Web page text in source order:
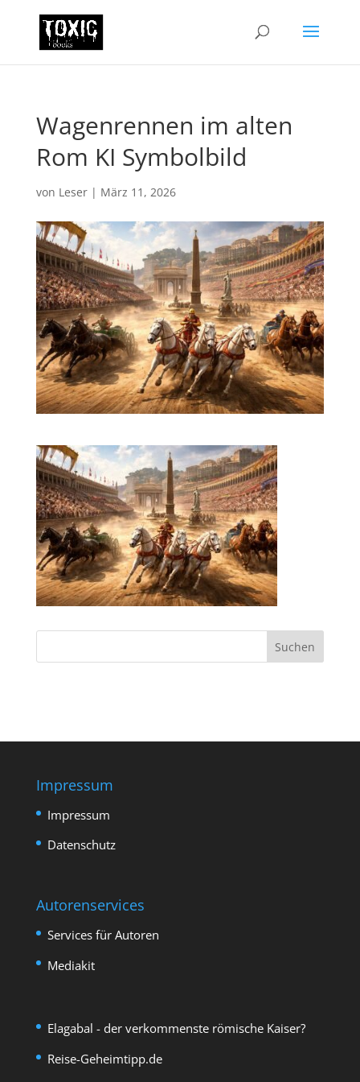
Wagenrennen im alten
Rom KI Symbolbild
von Leser| März 11, 2026
Impressum
Impressum
Datenschutz
Autorenservices
Services für Autoren
Mediakit
Elagabal - der verkommenste römische Kaiser?
Reise-Geheimtipp.de